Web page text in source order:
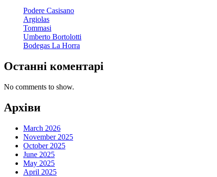
Podere Casisano
Argiolas
Tommasi
Umberto Bortolotti
Bodegas La Horra
Останні коментарі
No comments to show.
Архіви
March 2026
November 2025
October 2025
June 2025
May 2025
April 2025